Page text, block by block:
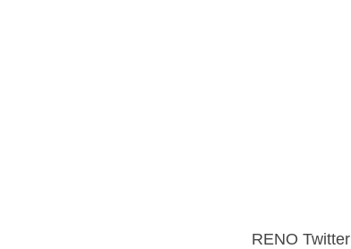
RENO Twitter